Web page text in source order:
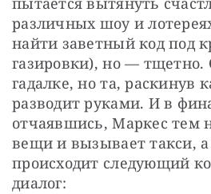
различных шоу и
найти заветный код под
газировки), но — тщетно.
гадалке, но та, раскинув
разводит руками. И в
отчаявшись, Маркес тем
вещи и вызывает такси,
происходит следующий
диалог: